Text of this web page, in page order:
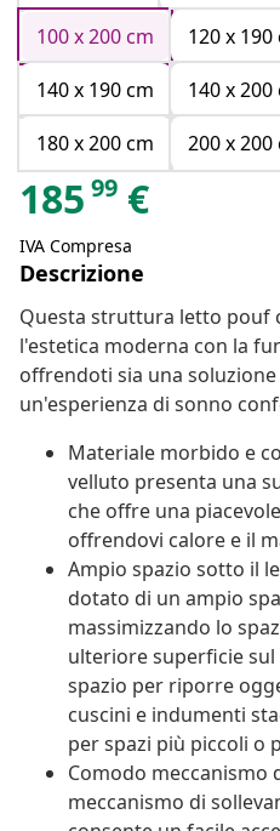
100 x 200 cm
120 x 190
140 x 190 cm
140 x 200
180 x 200 cm
200 x 200
185 99 €
IVA Compresa
Descrizione
Questa struttura letto pouf
l'estetica moderna con la
offrendoti sia una
un'esperienza di sonno
Materiale morbido e
velluto presenta una
che offre una
offrendovi calore e il
Ampio spazio sotto il
dotato di un ampio
massimizzando lo
ulteriore superficie
spazio per riporre
cuscini e indumenti
per spazi più piccoli o
Comodo meccanismo
meccanismo di